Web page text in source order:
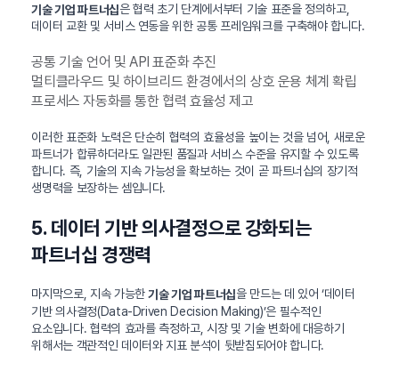
기술 기업 파트너십은 협력 초기 단계에서부터 기술 표준을 정의하고,
데이터 교환 및 서비스 연동을 위한 공통 프레임워크를 구축해야 합니다.
공통 기술 언어 및 API 표준화 추진
멀티클라우드 및 하이브리드 환경에서의 상호 운용 체계 확립
프로세스 자동화를 통한 협력 효율성 제고
이러한 표준화 노력은 단순히 협력의 효율성을 높이는 것을 넘어, 새로운
파트너가 합류하더라도 일관된 품질과 서비스 수준을 유지할 수 있도록
합니다. 즉, 기술의 지속 가능성을 확보하는 것이 곧 파트너십의 장기적
생명력을 보장하는 셈입니다.
5. 데이터 기반 의사결정으로 강화되는
파트너십 경쟁력
마지막으로, 지속 가능한기술 기업 파트너십을 만드는 데 있어 ‘데이터
기반 의사결정(Data-Driven Decision Making)’은 필수적인
요소입니다. 협력의 효과를 측정하고, 시장 및 기술 변화에 대응하기
위해서는 객관적인 데이터와 지표 분석이 뒷받침되어야 합니다.